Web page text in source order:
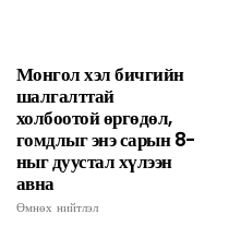
Монгол хэл бичгийн
шалгалттай
холбоотой өргөдөл,
гомдлыг энэ сарын 8-
ныг дуустал хүлээн
авна
Өмнөх нийтлэл